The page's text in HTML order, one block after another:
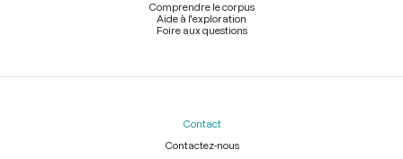
Comprendre le corpus
Aide à l'exploration
Foire aux questions
Contact
Contactez-nous